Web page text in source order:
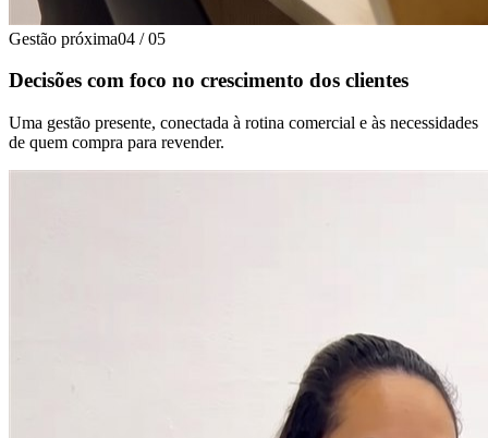
Gestão próxima04 / 05
Decisões com foco no crescimento dos clientes
Uma gestão presente, conectada à rotina comercial e às necessidades
de quem compra para revender.